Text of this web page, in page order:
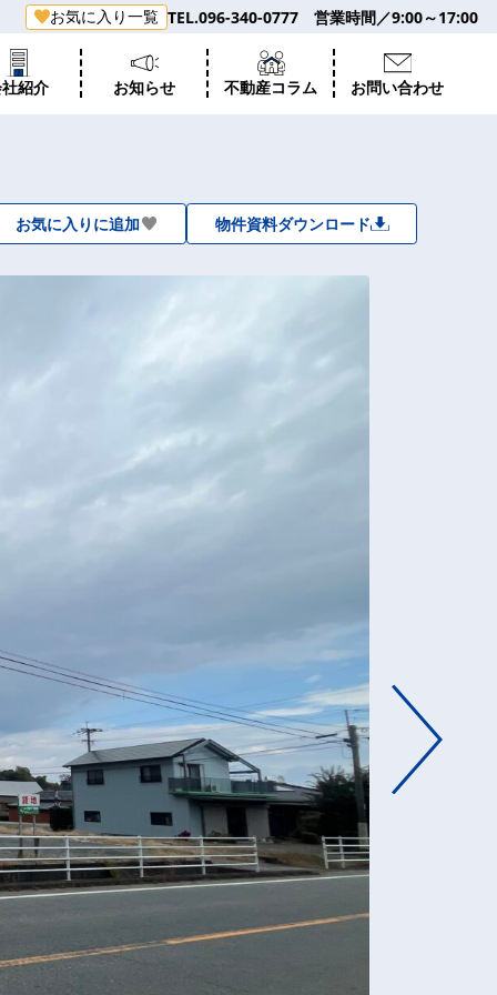
お気に入り一覧 TEL.096-340-0777 営業時間／9:00～17:00
紹介 お知らせ 不動産コラム お問い合わせ
お気に入りに追加 物件資料ダウンロード